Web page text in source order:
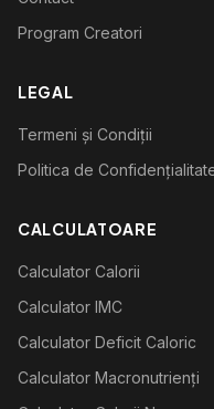
Program Creatori
LEGAL
Termeni și Condiții
Politica de
CALCULATOARE
Calculator Calorii
Calculator IMC
Calculator Deficit Caloric
Calculator Macronutrienți